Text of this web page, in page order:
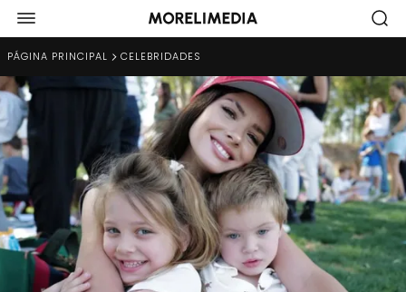
PÁGINA PRINCIPAL CELEBRIDADES